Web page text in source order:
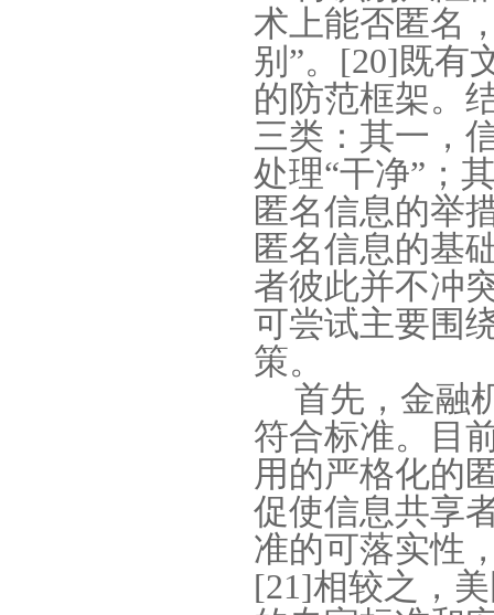
术上能否匿名
别 ”。 [20]既有
的防范框架。
三类：其一，
处理“干净” ；
匿名信息的举
匿名信息的基
者彼此并不冲
可尝试主要围
策。
首先，金融
符合标准。目
用的严格化的
促使信息共享
准的可落实性
[21]相较之，